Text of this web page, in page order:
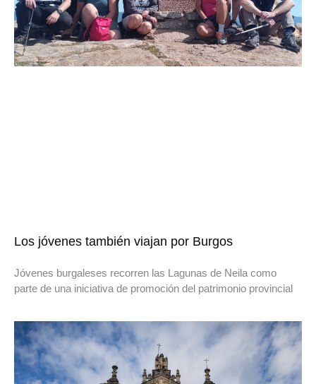
Los jóvenes también viajan por Burgos
Jóvenes burgaleses recorren las Lagunas de Neila como
parte de una iniciativa de promoción del patrimonio provincial